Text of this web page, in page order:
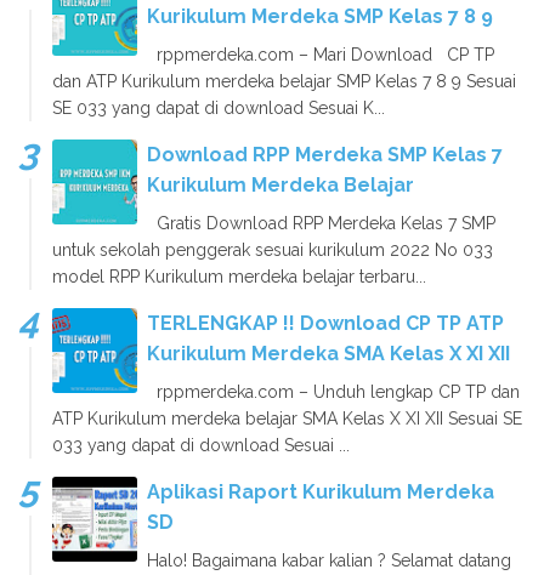
Kurikulum Merdeka SMP Kelas 7 8 9
rppmerdeka.com – Mari Download CP TP
dan ATP Kurikulum merdeka belajar SMP Kelas 7 8 9 Sesuai
SE 033 yang dapat di download Sesuai K...
Download RPP Merdeka SMP Kelas 7
Kurikulum Merdeka Belajar
Gratis Download RPP Merdeka Kelas 7 SMP
untuk sekolah penggerak sesuai kurikulum 2022 No 033
model RPP Kurikulum merdeka belajar terbaru...
TERLENGKAP !! Download CP TP ATP
Kurikulum Merdeka SMA Kelas X XI XII
rppmerdeka.com – Unduh lengkap CP TP dan
ATP Kurikulum merdeka belajar SMA Kelas X XI XII Sesuai SE
033 yang dapat di download Sesuai ...
Aplikasi Raport Kurikulum Merdeka
SD
Halo! Bagaimana kabar kalian ? Selamat datang